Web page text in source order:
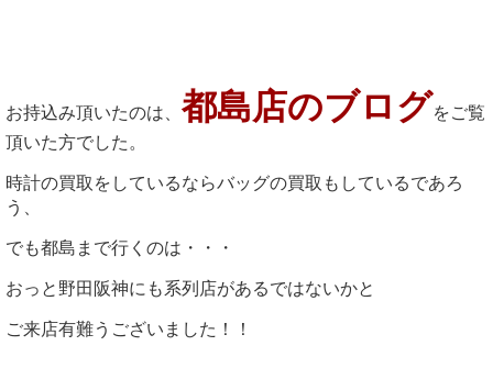
お持込み頂いたのは、 都島店のブログをご覧
頂いた方でした。
時計の買取をしているならバッグの買取もしているであろ
う、
でも都島まで行くのは・・・
おっと野田阪神にも系列店があるではないかと
ご来店有難うございました！！